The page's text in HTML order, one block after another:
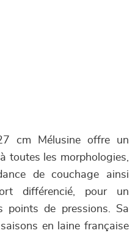
cm Mélusine offre un
toutes les morphologies,
de couchage ainsi
différencié, pour un
points de pressions. Sa
en laine française